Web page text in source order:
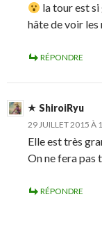
la tour est si
hâte de voir les
RÉPONDRE
ShiroiRyu
29 JUILLET 2015 À
Elle est très
On ne fera pas
RÉPONDRE